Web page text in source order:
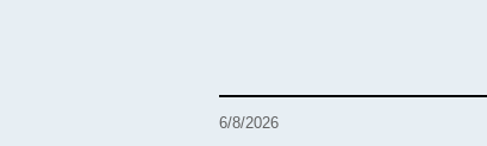
6/8/2026